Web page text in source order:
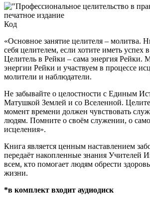
Код
«Основное занятие целителя – молитва.
себя целителем, если хотите иметь успех
Целитель в Рейки – сама энергия Рейки.
энергии Рейки и участвуем в процессе
молители и наблюдатели.
Не забывайте о целостности с Единым
Матушкой Землей и со Вселенной.
момент времени должен чувствовать
людям. Помните о своём служении, о
исцеления».
Книга является ценным наставлением
передаёт накопленные знания Учителей
всем, кто помогает людям обрести
жизни.
*в комплект входит аудиодиск